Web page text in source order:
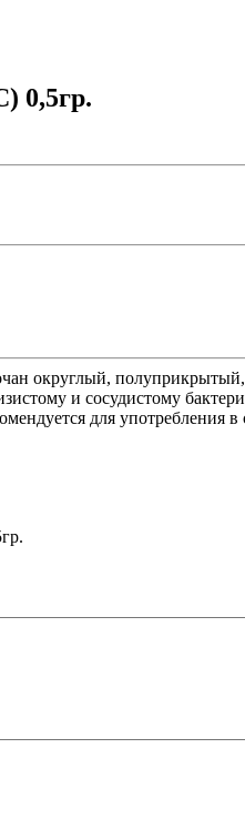
0,5гр.
округлый,
и сосудистому
для употребления